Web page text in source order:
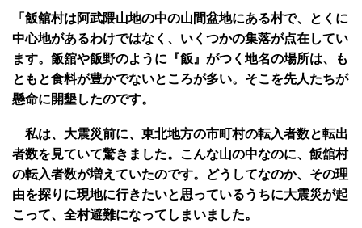
「飯舘村は阿武隈山地の中の山間盆地にある村で、とくに
中心地があるわけではなく、いくつかの集落が点在してい
ます。飯舘や飯野のように『飯』がつく地名の場所は、も
ともと食料が豊かでないところが多い。そこを先人たちが
懸命に開墾したのです。
私は、大震災前に、東北地方の市町村の転入者数と転出
者数を見ていて驚きました。こんな山の中なのに、飯舘村
の転入者数が増えていたのです。どうしてなのか、その理
由を探りに現地に行きたいと思っているうちに大震災が起
こって、全村避難になってしまいました。